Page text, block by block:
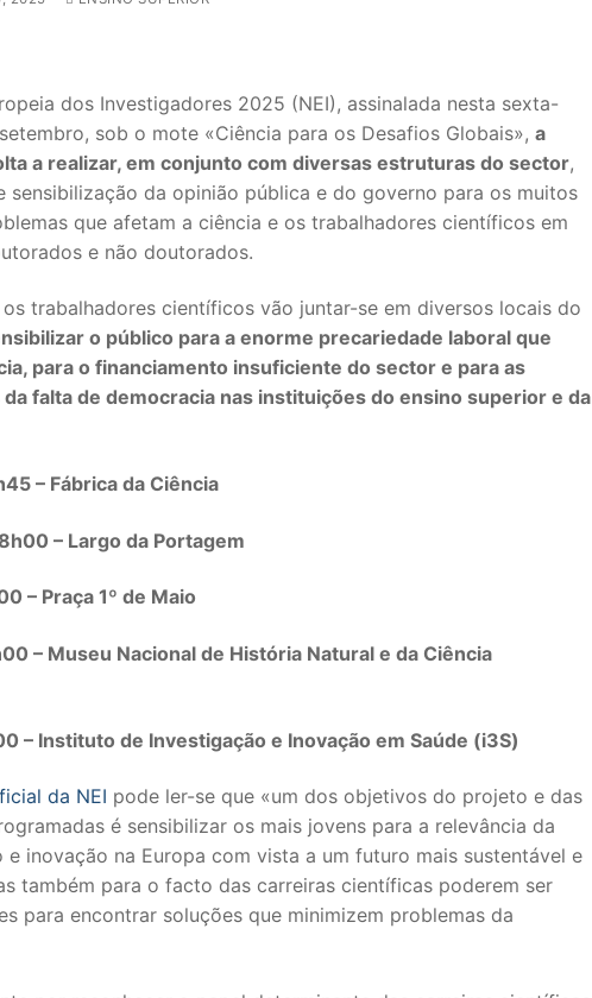
/ MISERICÓRDIAS
dos Investigadores 2025 (NEI), assinalada nesta sexta-
sob o mote «Ciência para os Desafios Globais», a
a realizar, em conjunto com diversas estruturas do sector,
sensibilização da opinião pública e do governo para os muitos
que afetam a ciência e os trabalhadores científicos em
e não doutorados.
trabalhadores científicos vão juntar-se em diversos locais do
o público para a enorme precariedade laboral que
para o financiamento insuficiente do sector e para as
falta de democracia nas instituições do ensino superior e da
– Fábrica da Ciência
– Largo da Portagem
– Praça 1º de Maio
– Museu Nacional de História Natural e da Ciência
– Instituto de Investigação e Inovação em Saúde (i3S)
da NEI pode ler-se que «um dos objetivos do projeto e das
é sensibilizar os mais jovens para a relevância da
e inovação na Europa com vista a um futuro mais sustentável e
também para o facto das carreiras científicas poderem ser
para encontrar soluções que minimizem problemas da